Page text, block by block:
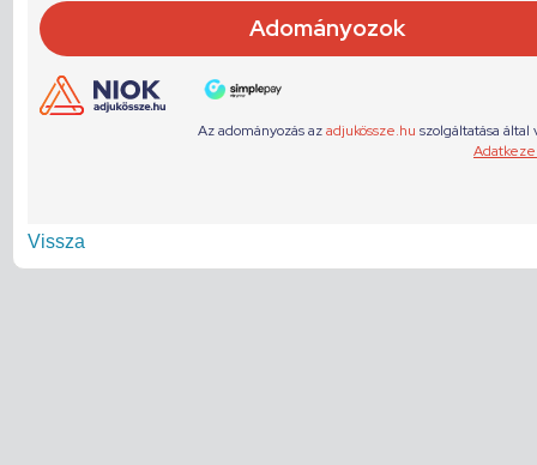
Vissza